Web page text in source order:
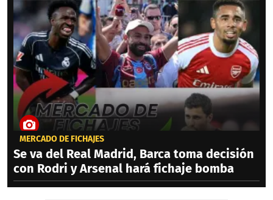
MERCADO DE FICHAJES
Se va del Real Madrid, Barca toma decisión
con Rodri y Arsenal hará fichaje bomba